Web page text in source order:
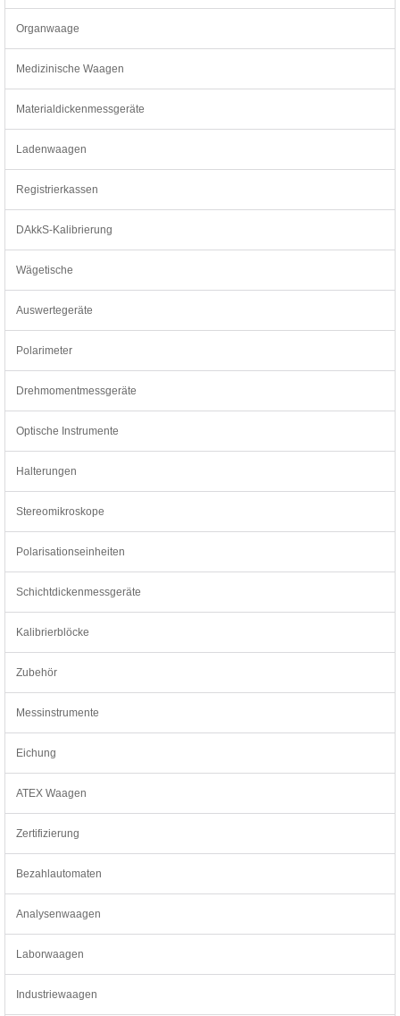
Organwaage
Medizinische Waagen
Materialdickenmessgeräte
Ladenwaagen
Registrierkassen
DAkkS-Kalibrierung
Wägetische
Auswertegeräte
Polarimeter
Drehmomentmessgeräte
Optische Instrumente
Halterungen
Stereomikroskope
Polarisationseinheiten
Schichtdickenmessgeräte
Kalibrierblöcke
Zubehör
Messinstrumente
Eichung
ATEX Waagen
Zertifizierung
Bezahlautomaten
Analysenwaagen
Laborwaagen
Industriewaagen